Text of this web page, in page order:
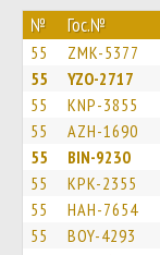
№ Гос.№
55 ZMK-5377
55 YZO-2717
55 KNP-3855
55 AZH-1690
55 BIN-9230
55 KPK-2355
55 HAH-7654
55 BOY-4293